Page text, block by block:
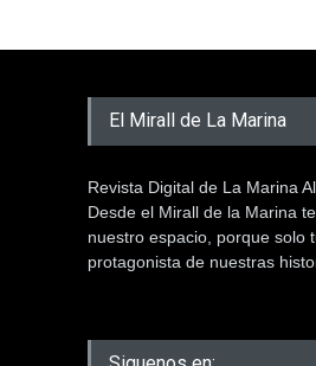
El Mirall de La Marina
Revista Digital de La Marina
Desde el Mirall de la Marina
nuestro espacio, porque solo
protagonista de nuestras